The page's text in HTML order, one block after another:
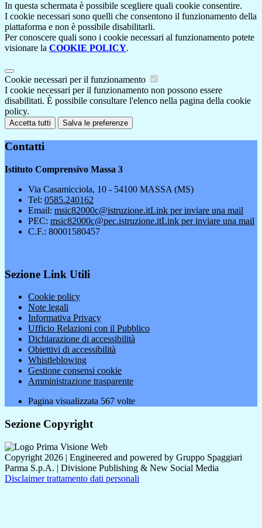
In questa schermata è possibile scegliere quali cookie consentire.
I cookie necessari sono quelli che consentono il funzionamento della
piattaforma e non è possibile disabilitarli.
Per conoscere quali sono i cookie necessari al funzionamento potete
visionare la COOKIE POLICY.
Cookie necessari per il funzionamento
I cookie necessari per il funzionamento non possono essere
disabilitati. È possibile consultare l'elenco nella pagina della cookie
policy.
Accetta tutti Salva le preferenze
Contatti
Istituto Comprensivo Massa 3
Via Casamicciola, 10 - 54100 MASSA (MS)
Tel: 0585.240162
Email: msic82000c@istruzione.itLink per inviare una mail
PEC: msic82000c@pec.istruzione.itLink per inviare una mail
C.F.: 80001580457
Sezione Link Utili
Cookie policy
Note legali
Informativa Privacy
Ufficio Relazioni con il Pubblico
Dichiarazione di accessibilità
Obiettivi di accessibilità
Whistleblowing
Gestione consensi cookie
Amministrazione trasparente
Pagina visualizzata 567 volte
Sezione Copyright
Copyright 2026 | Engineered and powered by Gruppo Spaggiari
Parma S.p.A. | Divisione Publishing & New Social Media
Disclaimer trattamento dati personali